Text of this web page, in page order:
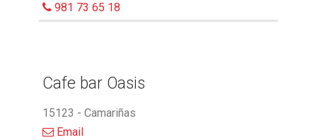
981 73 65 18
Cafe bar Oasis
15123 - Camariñas
Email